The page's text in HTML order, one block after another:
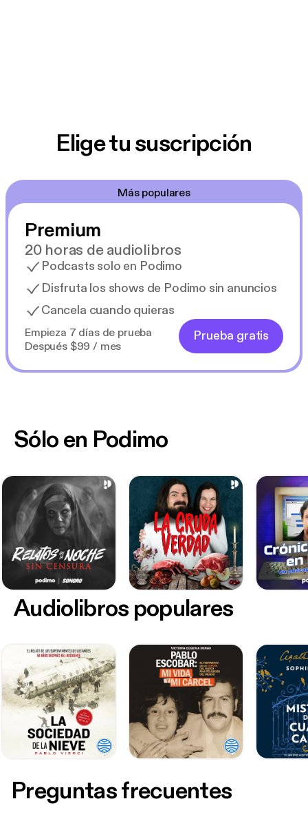
Elige tu suscripción
Más populares
Premium
20 horas de audiolibros
Podcasts solo en Podimo
Disfruta los shows de Podimo sin anuncios
Cancela cuando quieras
Empieza 7 días de prueba
Después $99 / mes
Prueba gratis
Sólo en Podimo
Audiolibros populares
Preguntas frecuentes